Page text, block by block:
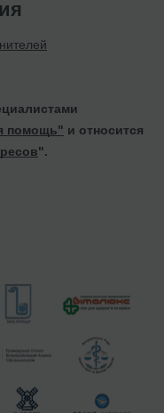
помощь" и относится
".